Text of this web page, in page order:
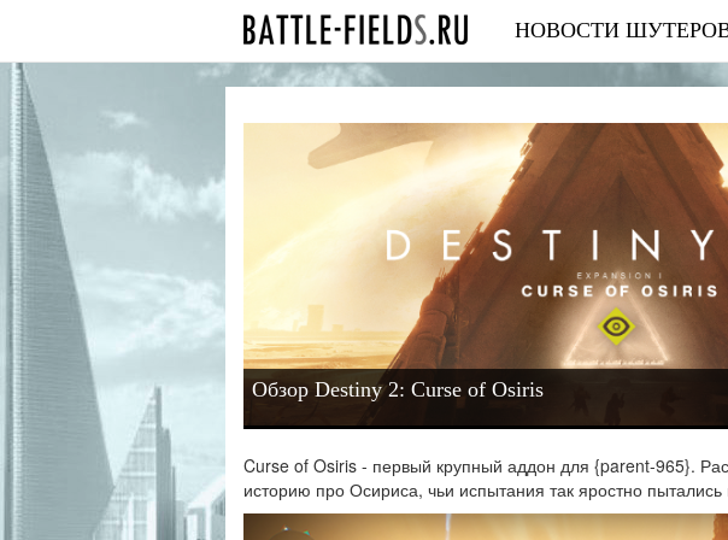
НОВОСТИ
Обзор Destiny 2: Curse of Osiris
Curse of Osiris - первый крупный аддон для {parent-965}.
историю про Осириса, чьи испытания так яростно пытались